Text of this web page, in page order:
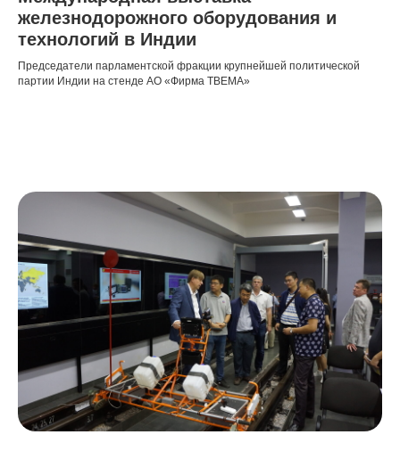
железнодорожного оборудования и
технологий в Индии
Председатели парламентской фракции крупнейшей политической
партии Индии на стенде АО «Фирма ТВЕМА»